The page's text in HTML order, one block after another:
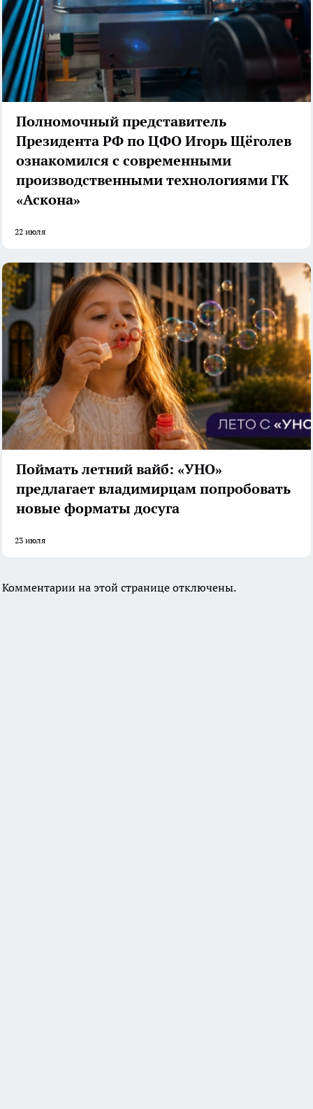
Полномочный представитель
Президента РФ по ЦФО Игорь Щёголев
ознакомился с современными
производственными технологиями ГК
«Аскона»
22 июля
Поймать летний вайб: «УНО»
предлагает владимирцам попробовать
новые форматы досуга
23 июля
Комментарии на этой странице отключены.